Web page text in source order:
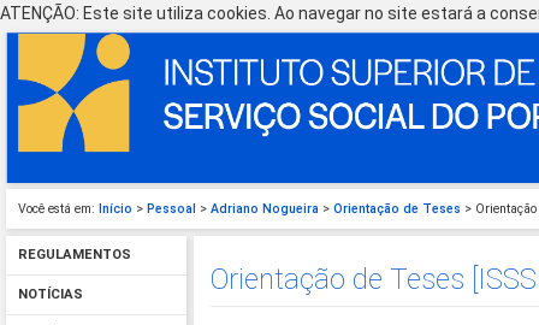
ATENÇÃO: Este site utiliza cookies. Ao navegar no site estará a
Você está em: Início > Pessoal > Adriano Nogueira > Orientação de Teses > Orientação
REGULAMENTOS
NOTÍCIAS Orientação de Teses